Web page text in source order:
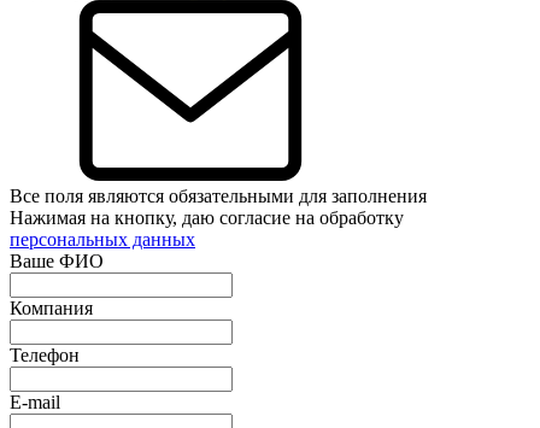
Все поля являются обязательными для заполнения
Нажимая на кнопку, даю согласие на обработку
персональных данных
Ваше ФИО
Компания
Телефон
E-mail